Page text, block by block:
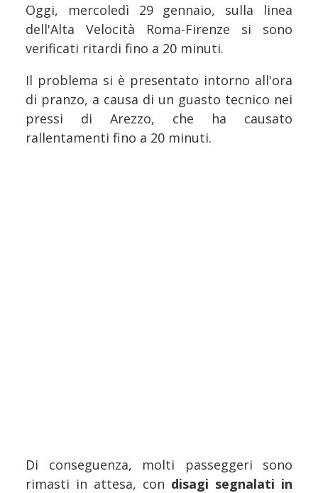
Oggi, mercoledì 29 gennaio, sulla linea
dell'Alta Velocità Roma-Firenze si sono
verificati ritardi fino a 20 minuti.
Il problema si è presentato intorno all'ora
di pranzo, a causa di un guasto tecnico nei
pressi di Arezzo, che ha causato
rallentamenti fino a 20 minuti.
Di conseguenza, molti passeggeri sono
rimasti in attesa, con disagi segnalati in